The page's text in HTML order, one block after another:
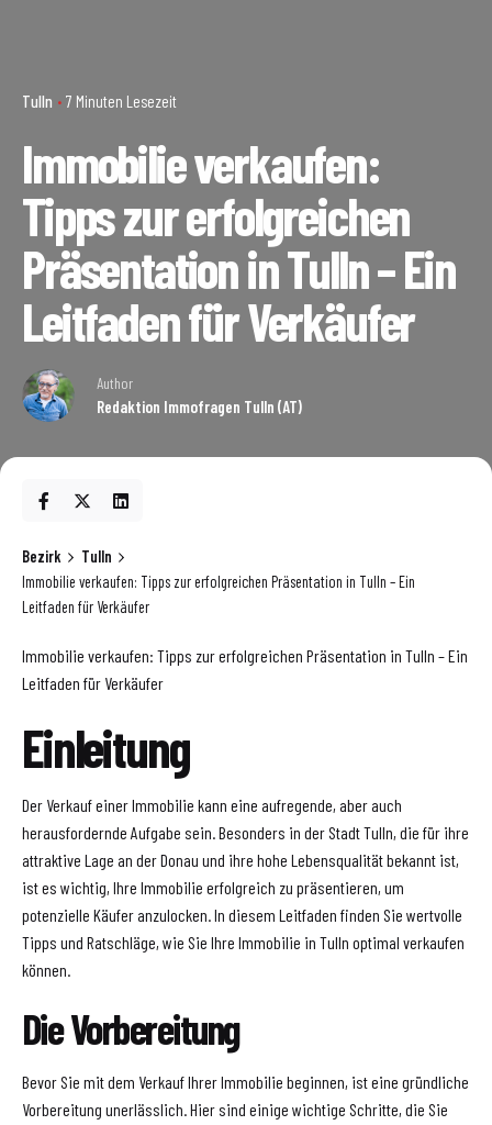
Tulln 7 Minuten Lesezeit
Immobilie verkaufen:
Tipps zur erfolgreichen
Präsentation in Tulln – Ein
Leitfaden für Verkäufer
Author
Redaktion Immofragen Tulln (AT)
Bezirk
Tulln
Immobilie verkaufen: Tipps zur erfolgreichen Präsentation in Tulln – Ein
Leitfaden für Verkäufer
Immobilie verkaufen: Tipps zur erfolgreichen Präsentation in Tulln – Ein
Leitfaden für Verkäufer
Einleitung
Der Verkauf einer Immobilie kann eine aufregende, aber auch
herausfordernde Aufgabe sein. Besonders in der Stadt Tulln, die für ihre
attraktive Lage an der Donau und ihre hohe Lebensqualität bekannt ist,
ist es wichtig, Ihre Immobilie erfolgreich zu präsentieren, um
potenzielle Käufer anzulocken. In diesem Leitfaden finden Sie wertvolle
Tipps und Ratschläge, wie Sie Ihre Immobilie in Tulln optimal verkaufen
können.
Die Vorbereitung
Bevor Sie mit dem Verkauf Ihrer Immobilie beginnen, ist eine gründliche
Vorbereitung unerlässlich. Hier sind einige wichtige Schritte, die Sie